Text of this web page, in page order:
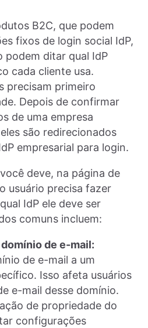
B2C, que podem
fixos de login social IdP,
podem ditar qual IdP
cada cliente usa.
precisam primeiro
Depois de confirmar
de uma empresa
são redirecionados
empresarial para login.
deve, na página de
usuário precisa fazer
IdP ele deve ser
comuns incluem:
de e-mail:
de e-mail a um
Isso afeta usuários
e-mail desse domínio.
de propriedade do
configurações